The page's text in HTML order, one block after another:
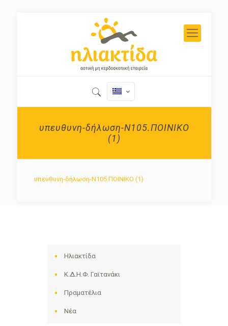
υπευθυνη-δήλωση-Ν105.ΠΟΙΝΙΚΟ
(1)
υπευθυνη-δήλωση-Ν105.ΠΟΙΝΙΚΟ (1)
Ηλιακτίδα
Κ.Δ.Η.Φ. Γαϊτανάκι
Πραματέλια
Νέα